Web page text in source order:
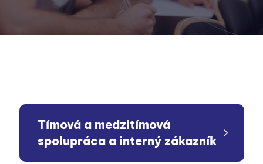
Tímová a medzitímová
spolupráca a interný zákazník